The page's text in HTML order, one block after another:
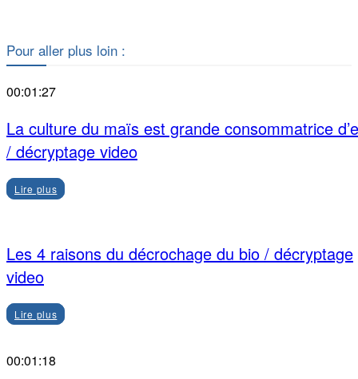
Pour aller plus loin :
00:01:27
La culture du maïs est grande consommatrice
/ décryptage video
Lire plus
Les 4 raisons du décrochage du bio / décryptage
video
Lire plus
00:01:18